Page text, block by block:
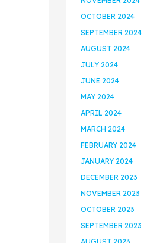
OCTOBER 2024
SEPTEMBER 2024
AUGUST 2024
JULY 2024
JUNE 2024
MAY 2024
APRIL 2024
MARCH 2024
FEBRUARY 2024
JANUARY 2024
DECEMBER 2023
NOVEMBER 2023
OCTOBER 2023
SEPTEMBER 2023